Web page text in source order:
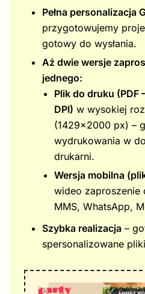
Pełna personalizacja
przygotowujemy
gotowy do wysłania.
Aż dwie wersje
jednego:
Plik do druku (PDF
DPI) w wysokiej
(1429×2000 px) –
wydrukowania w
drukarni.
Wersja mobilna
wideo zaproszenie
MMS, WhatsApp,
Szybka realizacja –
spersonalizowane